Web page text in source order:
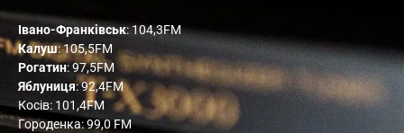
Івано-Франківськ: 104,3FM
Калуш: 105,5FM
Рогатин: 97,5FM
Яблуниця: 92,4FM
Косів: 101,4FM
Городенка: 99,0 FM